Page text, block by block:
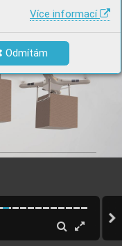
Více informací
Odmítám